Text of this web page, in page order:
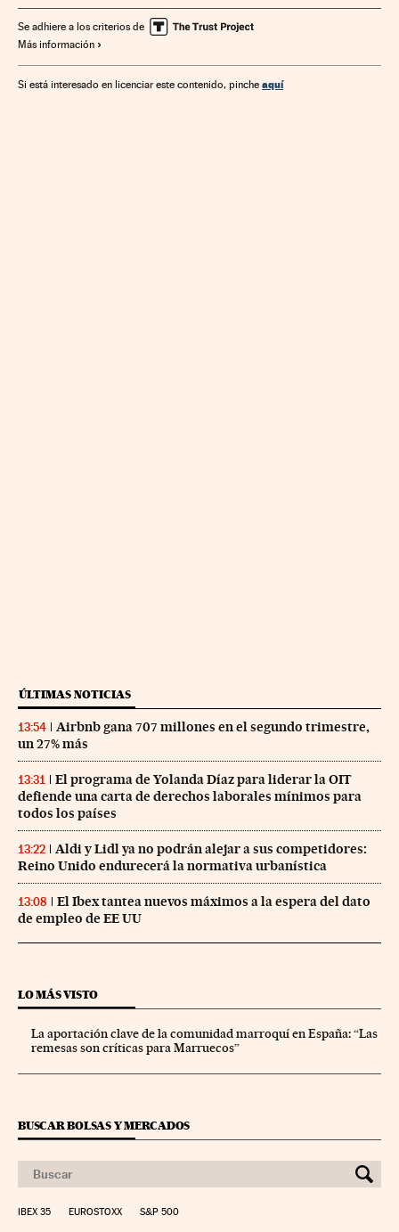
Investidura parlamentaria XII Legislatura España
Legislaturas políticas Parlamento Elecciones
Se adhiere a los criterios de
Más información
Si está interesado en licenciar este contenido, pinche aquí
ÚLTIMAS NOTICIAS
13:54
Airbnb gana 707 millones en el segundo trimestre,
un 27% más
13:31
El programa de Yolanda Díaz para liderar la OIT
defiende una carta de derechos laborales mínimos para
todos los países
13:22
Aldi y Lidl ya no podrán alejar a sus competidores:
Reino Unido endurecerá la normativa urbanística
13:08
El Ibex tantea nuevos máximos a la espera del dato
de empleo de EE UU
LO MÁS VISTO
La aportación clave de la comunidad marroquí en España: “Las
remesas son críticas para Marruecos”
BUSCAR BOLSAS Y MERCADOS
IBEX 35 EUROSTOXX S&P 500